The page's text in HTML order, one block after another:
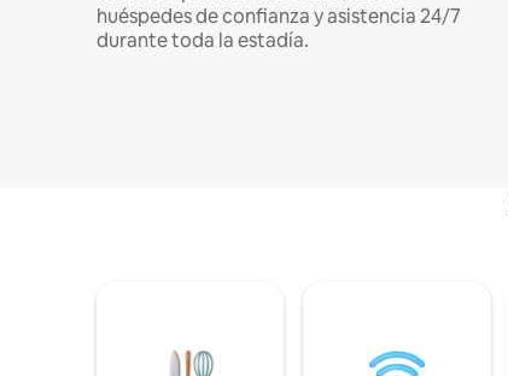
huéspedes de confianza y asistencia 24/7
durante toda la estadía.